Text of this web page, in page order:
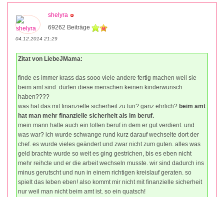
shelyra
69262 Beiträge
04.12.2014 21:29
Zitat von LiebeJMama:
finde es immer krass das sooo viele andere fertig machen weil sie
beim amt sind. dürfen diese menschen keinen kinderwunsch
haben????
was hat das mit finanzielle sicherheit zu tun? ganz ehrlich? beim amt
hat man mehr finanzielle sicherheit als im beruf.
mein mann hatte auch ein tollen beruf in dem er gut verdient. und
was war? ich wurde schwange rund kurz darauf wechselte dort der
chef. es wurde vieles geändert und zwar nicht zum guten. alles was
geld brachte wurde so weit es ging gestrichen, bis es eben nicht
mehr reihcte und er die arbeit wechseln musste. wir sind dadurch ins
minus gerutscht und nun in einem richtigen kreislauf geraten. so
spielt das leben eben! also kommt mir nicht mit finanzielle sicherheit
nur weil man nicht beim amt ist. so ein quatsch!